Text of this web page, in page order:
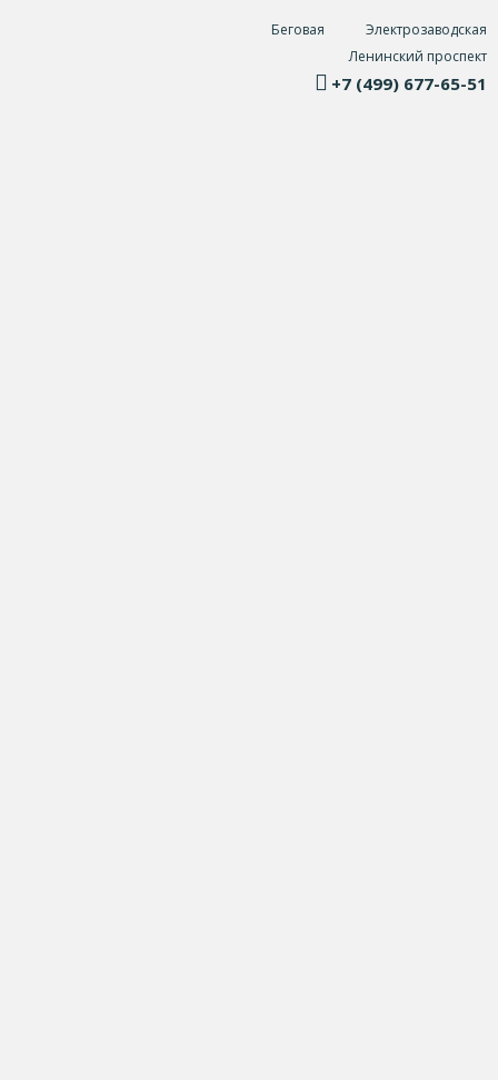
Беговая
Электрозаводская
Ленинский проспект
+7 (499) 677-65-51